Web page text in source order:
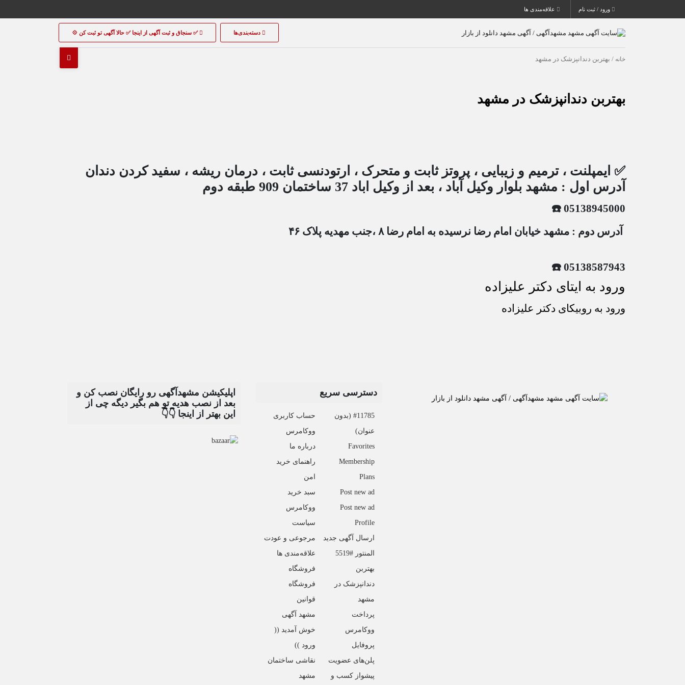
ورود / ثبت نام علاقه‌مندی ها
دسته‌بندی‌ها ✅ سنجاق و ثبت آگهی از اینجا ✅ حالا آگهی تو ثبت کن 💠
خانه / بهتربن دندانپزشک در مشهد
بهتربن دندانپزشک در مشهد
✅ ایمپلنت ، ترمیم و زیبایی ، پروتز ثابت و متحرک ، ارتودنسی ثابت ، درمان ریشه ، سفید کردن دندان
آدرس اول : مشهد بلوار وکیل آباد ، بعد از وکیل اباد 37 ساختمان 909 طبقه دوم
‎05138945000 ☎️
آدرس دوم : مشهد خیابان امام رضا نرسیده به امام رضا ۸ ،جنب مهدیه پلاک ۴۶
05138587943 ☎️
ورود به ایتای دکتر علیزاده
ورود به روبیکای دکتر علیزاده
دسترسی سریع
#11785 (بدون
عنوان)
Favorites
Membership
Plans
Post new ad
Post new ad
Profile
ارسال آگهی جدید
المنتور #5519
بهتربن
دندانپزشک در
مشهد
پرداخت
ووکامرس
پروفایل
پلن‌های عضویت
پیشواز کسب و
حساب کاربری
ووکامرس
درباره ما
راهنمای خرید
امن
سبد خرید
ووکامرس
سیاست
مرجوعی و عودت
علاقه‌مندی ها
فروشگاه
فروشگاه
قوانین
مشهد آگهی
خوش آمدید ((
ورود ))
نقاشی ساختمان
مشهد
اپلیکیشن مشهدآگهی رو رایگان نصب کن و
بعد از نصب هدیه تو هم بگیر دیگه چی از
این بهتر از اینجا 👇👇